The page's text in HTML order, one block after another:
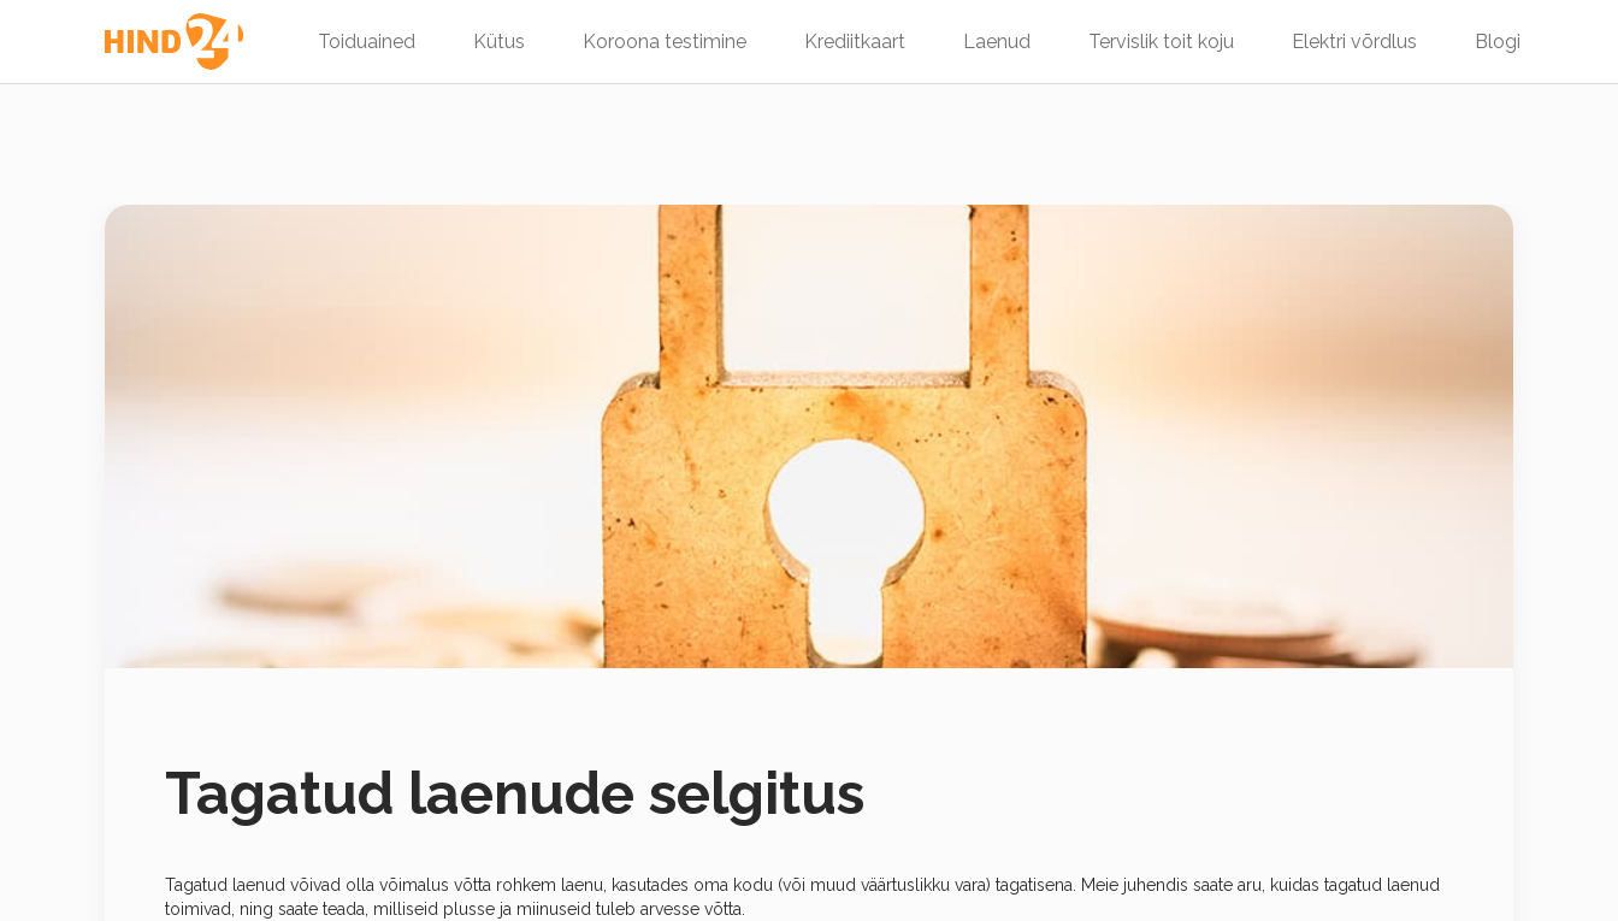
Toiduained Kütus Koroona testimine Krediitkaart Laenud Tervislik toit koju Elektri võrdlus Blogi
Tagatud laenude selgitus
Tagatud laenud võivad olla võimalus võtta rohkem laenu, kasutades oma kodu (või muud väärtuslikku vara) tagatisena. Meie juhendis saate aru, kuidas tagatud laenud
toimivad, ning saate teada, milliseid plusse ja miinuseid tuleb arvesse võtta.